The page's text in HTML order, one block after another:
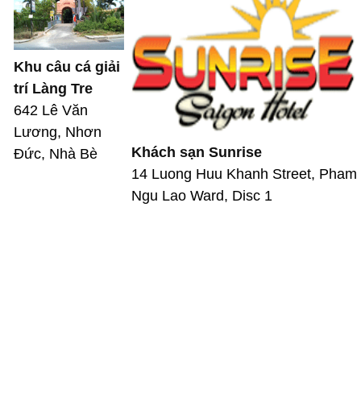
Khu câu cá giải
trí Làng Tre
642 Lê Văn
Lương, Nhơn
Đức, Nhà Bè
Khách sạn Sunrise
14 Luong Huu Khanh Street, Pham
Ngu Lao Ward, Disc 1